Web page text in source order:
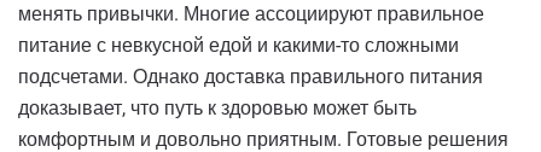
менять привычки. Многие ассоциируют правильное
питание с невкусной едой и какими-то сложными
подсчетами. Однако доставка правильного питания
доказывает, что путь к здоровью может быть
комфортным и довольно приятным. Готовые решения